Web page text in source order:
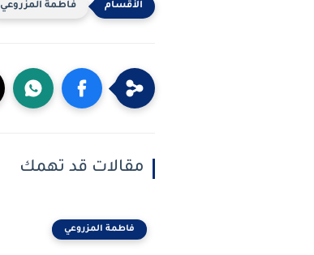
فاطمة المزروعي
مقالات قد تهمك
فاطمة المزروعي